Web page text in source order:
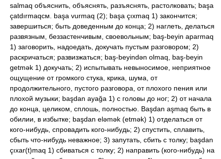
salmaq объяснить, объяснять, разъяснять, растолковать; başa
çatdırmaqсм. başa vurmaq (2); başa çıxmaq 1) закончится;
завершиться; быть доведенным до конца; 2) наглеть, делаться
развязным, беззастенчивым, своевольным; baş-beyin aparmaq
1) заговорить, надоедать, докучать пустым разговором; 2)
раскричаться; развизжаться; baş-beyindən olmaq, baş-beyin
getmək 1) докучать; 2) испытывать невыносимое, неприятное
ощущение от громкого стука, крика, шума, от
продолжительного, пустого разговора, от плохого пения или
плохой музыки; başdan ayağa 1) с головы до ног; 2) от начала
до конца, целиком, сплошь, полностью. Başdan aşmaq быть в
обилии, в избытке; başdan eləmək (etmək) 1) отделаться от
кого-нибудь, спровадить кого-нибудь; 2) спустить, сплавить,
сбыть что-нибудь неважное; 3) запутать, сбить с толку; başdan
çıxar(t)maq 1) сбиваться с толку; 2) направить (кого-нибудь) на